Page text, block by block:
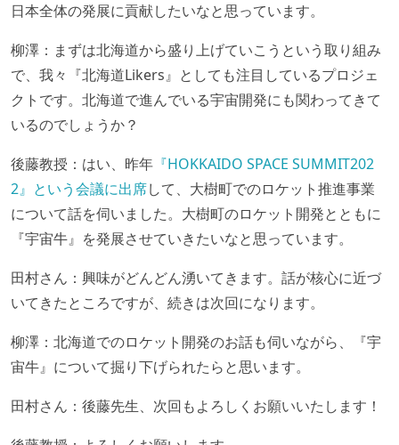
日本全体の発展に貢献したいなと思っています。
柳澤：まずは北海道から盛り上げていこうという取り組み
で、我々『北海道Likers』としても注目しているプロジェ
クトです。北海道で進んでいる宇宙開発にも関わってきて
いるのでしょうか？
後藤教授：はい、昨年 『HOKKAIDO SPACE SUMMIT202
2』という会議に出席して、大樹町でのロケット推進事業
について話を伺いました。大樹町のロケット開発とともに
『宇宙牛』を発展させていきたいなと思っています。
田村さん：興味がどんどん湧いてきます。話が核心に近づ
いてきたところですが、続きは次回になります。
柳澤：北海道でのロケット開発のお話も伺いながら、『宇
宙牛』について掘り下げられたらと思います。
田村さん：後藤先生、次回もよろしくお願いいたします！